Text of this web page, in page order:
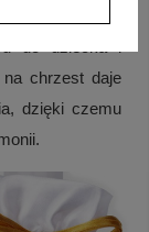
chrzest daje
dzięki czemu